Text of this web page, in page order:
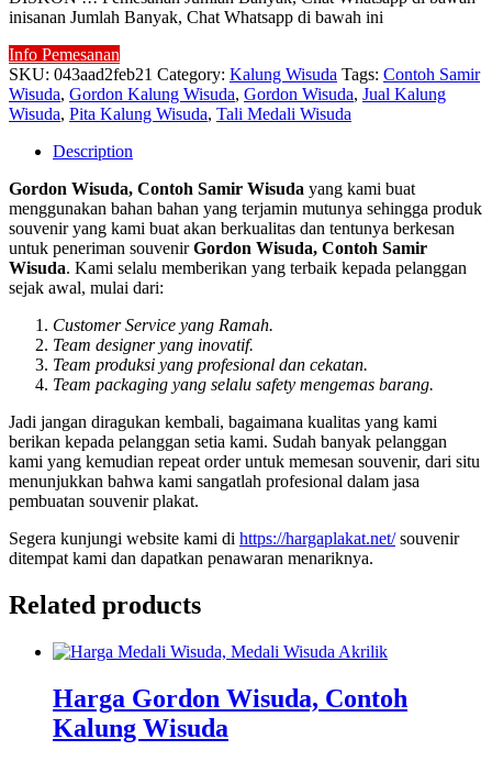
inisanan Jumlah Banyak, Chat Whatsapp di bawah ini
Info Pemesanan
SKU: 043aad2feb21 Category: Kalung Wisuda Tags: Contoh Samir
Wisuda, Gordon Kalung Wisuda, Gordon Wisuda, Jual Kalung
Wisuda, Pita Kalung Wisuda, Tali Medali Wisuda
Description
Gordon Wisuda, Contoh Samir Wisuda yang kami buat
menggunakan bahan bahan yang terjamin mutunya sehingga produk
souvenir yang kami buat akan berkualitas dan tentunya berkesan
untuk peneriman souvenirGordon Wisuda, Contoh Samir
Wisuda. Kami selalu memberikan yang terbaik kepada pelanggan
sejak awal, mulai dari:
Customer Service yang Ramah.
Team designer yang inovatif.
Team produksi yang profesional dan cekatan.
Team packaging yang selalu safety mengemas barang.
Jadi jangan diragukan kembali, bagaimana kualitas yang kami
berikan kepada pelanggan setia kami. Sudah banyak pelanggan
kami yang kemudian repeat order untuk memesan souvenir, dari situ
menunjukkan bahwa kami sangatlah profesional dalam jasa
pembuatan souvenir plakat.
Segera kunjungi website kami di https://hargaplakat.net/souvenir
ditempat kami dan dapatkan penawaran menariknya.
Related products
Harga Gordon Wisuda, Contoh
Kalung Wisuda